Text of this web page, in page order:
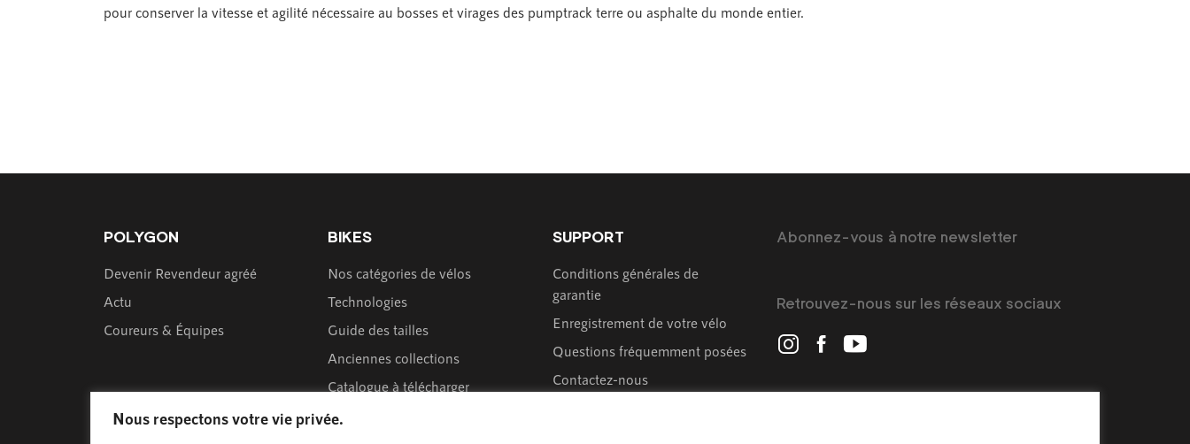
Nous respectons votre vie privée.
pour conserver la vitesse et agilité nécessaire au bosses et virages des pumptrack terre ou asphalte du monde entier.
POLYGON
Devenir Revendeur agréé
Actu
Coureurs & Équipes
BIKES
Nos catégories de vélos
Technologies
Guide des tailles
Anciennes collections
Catalogue à télécharger
SUPPORT
Conditions générales de
garantie
Enregistrement de votre vélo
Questions fréquemment posées
Contactez-nous
Abonnez-vous à notre newsletter
Retrouvez-nous sur les réseaux sociaux